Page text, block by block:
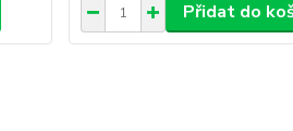
Přidat do